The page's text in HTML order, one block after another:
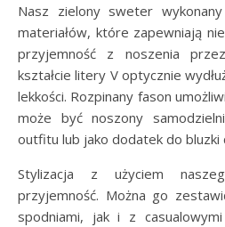
Nasz zielony sweter
materiałów, które zapewniają
przyjemność z noszenia
kształcie litery V optycznie
lekkości. Rozpinany fason
może być noszony
outfitu lub jako dodatek do bluzki
Stylizacja z użyciem
przyjemność. Można go
spodniami, jak i z